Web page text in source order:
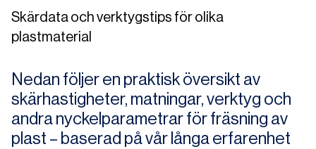
Skärdata och verktygstips för olika
plastmaterial
Nedan följer en praktisk översikt av
skärhastigheter, matningar, verktyg och
andra nyckelparametrar för fräsning av
plast – baserad på vår långa erfarenhet